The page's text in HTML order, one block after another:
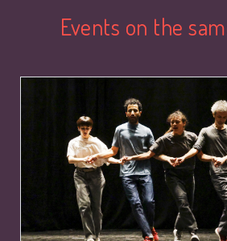
Events on the